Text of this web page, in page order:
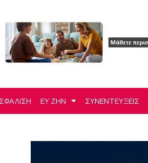
ΕΥ ΖΗΝ ΣΥΝΕΝΤΕΥΞΕΙΣ